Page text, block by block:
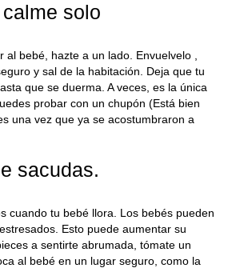
solo
bebé, hazte a un lado. Envuelvelo ,
y sal de la habitación. Deja que tu
que se duerma. A veces, es la única
probar con un chupón (Está bien
una vez que ya se acostumbraron a
sacudas.
cuando tu bebé llora. Los bebés pueden
Esto puede aumentar su
a sentirte abrumada, tómate un
al bebé en un lugar seguro, como la